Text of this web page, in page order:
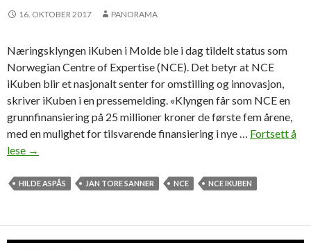
k
l
e
n
16. OKTOBER 2017 PANORAMA
Næringsklyngen iKuben i Molde ble i dag tildelt status som
Norwegian Centre of Expertise (NCE). Det betyr at NCE
iKuben blir et nasjonalt senter for omstilling og innovasjon,
skriver iKuben i en pressemelding. «Klyngen får som NCE en
grunnfinansiering på 25 millioner kroner de første fem årene,
med en mulighet for tilsvarende finansiering i nye … Fortsett å
lese i
u
→
HILDE ASPÅS JAN TORE SANNER NCE NCE IKUBEN